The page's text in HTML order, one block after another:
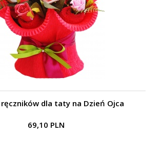
dla taty na Dzień Ojca
69,10 PLN